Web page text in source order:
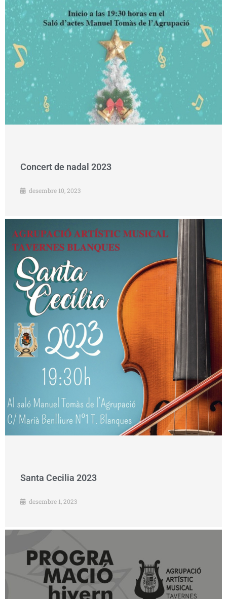
Concert de nadal 2023
desembre 10, 2023
Santa Cecilia 2023
desembre 1, 2023